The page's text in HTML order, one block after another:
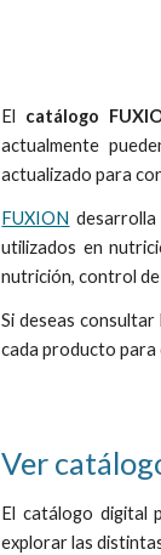
El catálogo
actualmente
actualizado para
FUXION
utilizados en
nutrición, control
Si deseas consultar
cada producto para
Ver
El catálogo digital
explorar las